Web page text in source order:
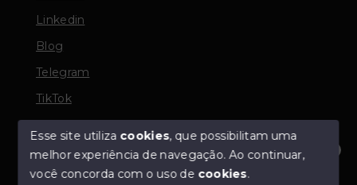
Olá! Estamos disponíveis para te ajudar.
Linkedin
Blog
Telegram
TikTok
© Copyright 2026 - TORQUATO ∴ Corretor de Imóveis
- CRECI 42643f | 136.004f Perito Avaliador CNAI 37357
Esse site utiliza cookies, que possibilitam uma
melhor experiência de navegação.Ao continuar,
você concorda com o uso de cookies.